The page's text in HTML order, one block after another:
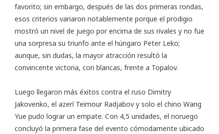
favorito; sin embargo, después de las dos primeras rondas,
esos criterios variaron notablemente porque el prodigio
mostró un nivel de juego por encima de sus rivales y no fue
una sorpresa su triunfo ante el húngaro Peter Leko;
aunque, sin dudas, la mayor atracción resultó la
convincente victoria, con blancas, frente a Topalov.
Luego llegaron más éxitos contra el ruso Dimitry
Jakovenko, el azerí Teimour Radjabov y solo el chino Wang
Yue pudo lograr un empate. Con 4,5 unidades, el noruego
concluyó la primera fase del evento cómodamente ubicado